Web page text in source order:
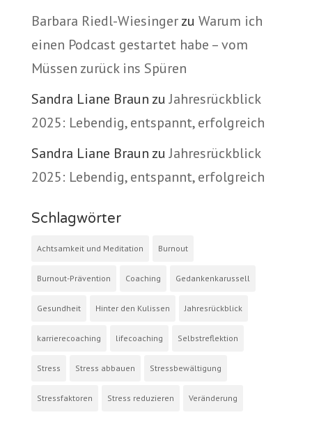
Barbara Riedl-Wiesingerzu Warum ich
einen Podcast gestartet habe – vom
Müssen zurück ins Spüren
Sandra Liane Braun zuJahresrückblick
2025: Lebendig, entspannt, erfolgreich
Sandra Liane Braun zuJahresrückblick
2025: Lebendig, entspannt, erfolgreich
Schlagwörter
Achtsamkeit und Meditation Burnout
Burnout-Prävention Coaching Gedankenkarussell
Gesundheit Hinter den Kulissen Jahresrückblick
karrierecoaching lifecoaching Selbstreflektion
Stress Stress abbauen Stressbewältigung
Stressfaktoren Stress reduzieren Veränderung